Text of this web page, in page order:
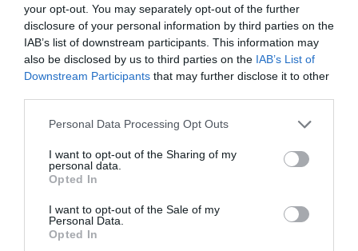
your opt-out. You may separately opt-out of the further
disclosure of your personal information by third parties on the
IAB’s list of downstream participants. This information may
also be disclosed by us to third parties on the IAB’s List of
Downstream Participants that may further disclose it to other
Personal Data Processing Opt Outs
I want to opt-out of the Sharing of my
personal data.
Opted In
I want to opt-out of the Sale of my
Personal Data.
Opted In
Italia trebuie să se confrunte cu un
decalaj din ce în ce mai mare
Cauzele? La început, pandemia, apoi criza energetică,
creșterea prețurilor, o inflație care nu a mai fost atât
de mare de 35 de ani încoace. Iar previziunile indică o
înrăutățire a situației în ceea ce privește inegalitatea.
„Între 2020 și 2021, concentrarea bogăției în Italia a
crescut: ponderea deținută de cei mai bogați 10%